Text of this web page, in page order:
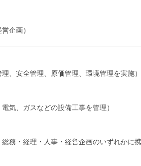
企画）
、安全管理、原価管理、環境管理を実施）
気、ガスなどの設備工事を管理）
務・経理・人事・経営企画のいずれかに